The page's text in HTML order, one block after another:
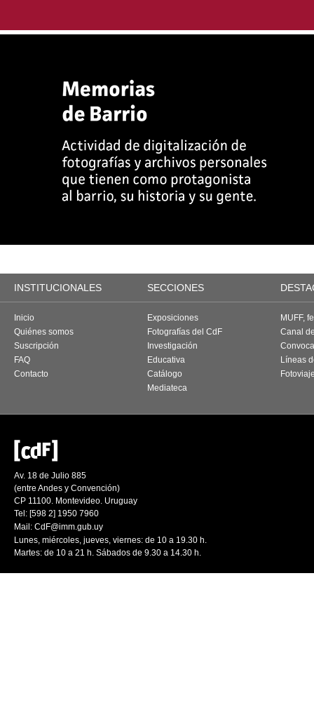
INSTITUCIONALES SECCIONES
Inicio
Quiénes somos
Suscripción
FAQ
Contacto
Exposiciones
Fotografías del CdF
Investigación
Educativa
Catálogo
Mediateca
MUFF,
Canal
Líneas
Av. 18 de Julio 885
(entre Andes y Convención)
CP 11100. Montevideo. Uruguay
Tel: [598 2] 1950 7960
Mail: CdF@imm.gub.uy
Lunes, miércoles, jueves, viernes: de 10 a 19.30 h.
Martes: de 10 a 21 h. Sábados de 9.30 a 14.30 h.